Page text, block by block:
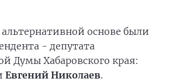
основе были
- депутата
Думы Хабаровского края:
Евгений Николаев.